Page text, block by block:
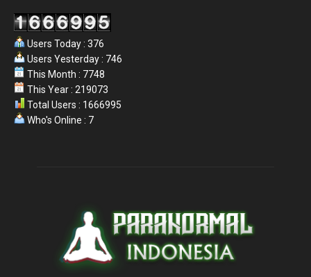
Users Today : 376
Users Yesterday : 746
This Month : 7748
This Year : 219073
Total Users : 1666995
Who's Online : 7